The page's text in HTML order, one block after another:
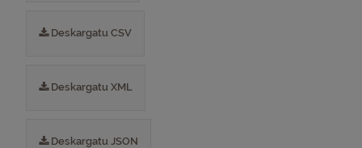
Deskargatu CSV
Deskargatu XML
Deskargatu JSON